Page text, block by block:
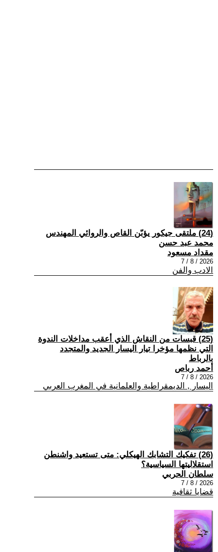
(24) ملتقى جيكور يؤبّن القاص والروائي المهندس
محمد عبد حسن
مقداد مسعود
2026 / 8 / 7
الادب والفن
(25) قبسات من النقاش الذي أعقب مداخلات الندوة
التي نظمها مؤخرا تيار اليسار الجديد والمتجدد
بالرباط
أحمد رباص
2026 / 8 / 7
اليسار , الديمقراطية والعلمانية في المغرب العربي
(26) تفكيك التشابك الهيكلي: متى تستعيد واشنطن
استقلاليتها السياسية؟
سلطان الحربي
2026 / 8 / 7
قضايا ثقافية